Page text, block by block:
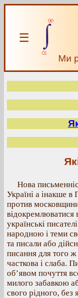
☰
Ми
Нова
Україні а інакше в
против
відокремлюватися
українські
народною і теми
та писали або
писання для того
часткова і слаба.
об’явом почуття
милого забавкою
свого рідного, без